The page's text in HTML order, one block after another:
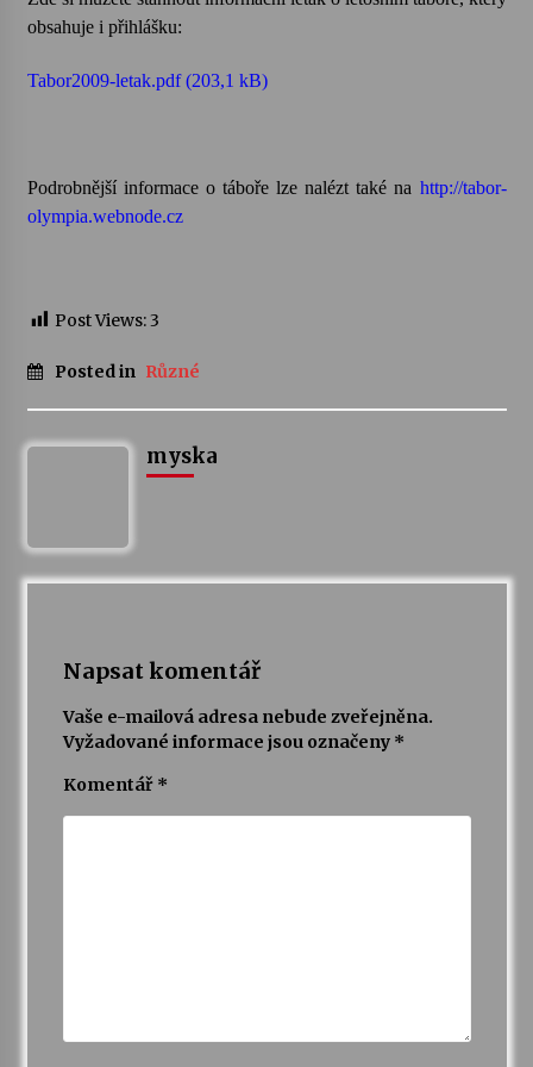
Želiv
30. 6. 2026
obsahuje i přihlášku:
Tabor2009-letak.pdf (203,1 kB)
Podrobnější informace o táboře lze nalézt také na http://tabor-
olympia.webnode.cz
Post Views:3
Posted in Různé
myska
Napsat komentář
Vaše e-mailová adresa nebude zveřejněna.
Vyžadované informace jsou označeny *
Komentář *